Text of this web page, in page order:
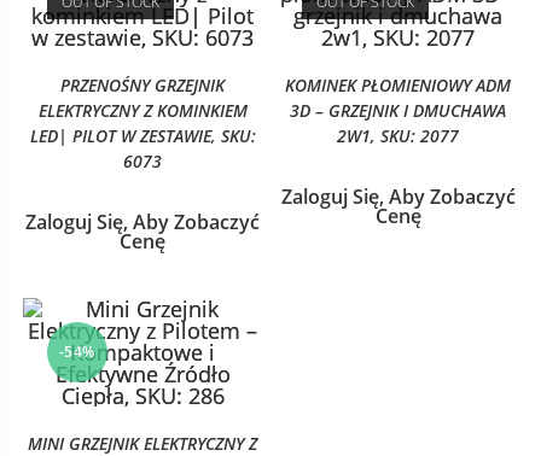
PRZENOŚNY GRZEJNIK
ELEKTRYCZNY Z KOMINKIEM
LED| PILOT W ZESTAWIE, SKU:
6073
Zaloguj Się, Aby Zobaczyć
Cenę
KOMINEK PŁOMIENIOWY ADM
3D – GRZEJNIK I DMUCHAWA
2W1, SKU: 2077
Zaloguj Się, Aby Zobaczyć
Cenę
-54%
MINI GRZEJNIK ELEKTRYCZNY Z